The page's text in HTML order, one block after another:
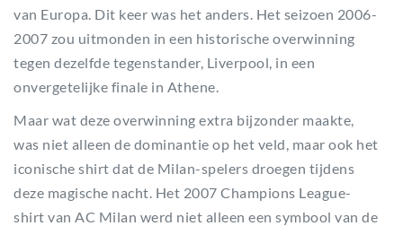
van Europa. Dit keer was het anders. Het seizoen 2006-
2007 zou uitmonden in een historische overwinning
tegen dezelfde tegenstander, Liverpool, in een
onvergetelijke finale in Athene.
Maar wat deze overwinning extra bijzonder maakte,
was niet alleen de dominantie op het veld, maar ook het
iconische shirt dat de Milan-spelers droegen tijdens
deze magische nacht. Het 2007 Champions League-
shirt van AC Milan werd niet alleen een symbool van de